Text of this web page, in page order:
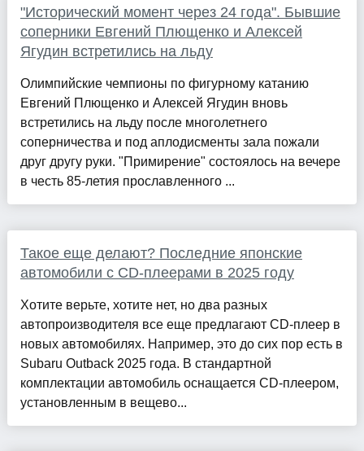
"Исторический момент через 24 года". Бывшие
соперники Евгений Плющенко и Алексей
Ягудин встретились на льду
Олимпийские чемпионы по фигурному катанию
Евгений Плющенко и Алексей Ягудин вновь
встретились на льду после многолетнего
соперничества и под аплодисменты зала пожали
друг другу руки. "Примирение" состоялось на вечере
в честь 85-летия прославленного ...
Такое еще делают? Последние японские
автомобили с CD-плеерами в 2025 году
Хотите верьте, хотите нет, но два разных
автопроизводителя все еще предлагают CD-плеер в
новых автомобилях. Например, это до сих пор есть в
Subaru Outback 2025 года. В стандартной
комплектации автомобиль оснащается CD-плеером,
установленным в вещево...